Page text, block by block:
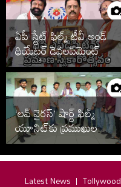
ఏపీ స్టేట్ ఫిల్మ్ టీవీ అండ్
థియేటర్ డెవలప్‌మెంట్
కార్పొరేషన్ నూతన కమిటీ
ప్రమాణ స్వీకారోత్సవం
‘లవ్ వైరస్’ షార్ట్ ఫిల్మ్
యూనిట్‌కు ప్రముఖుల
అభినందనలు
Latest News Tollywood